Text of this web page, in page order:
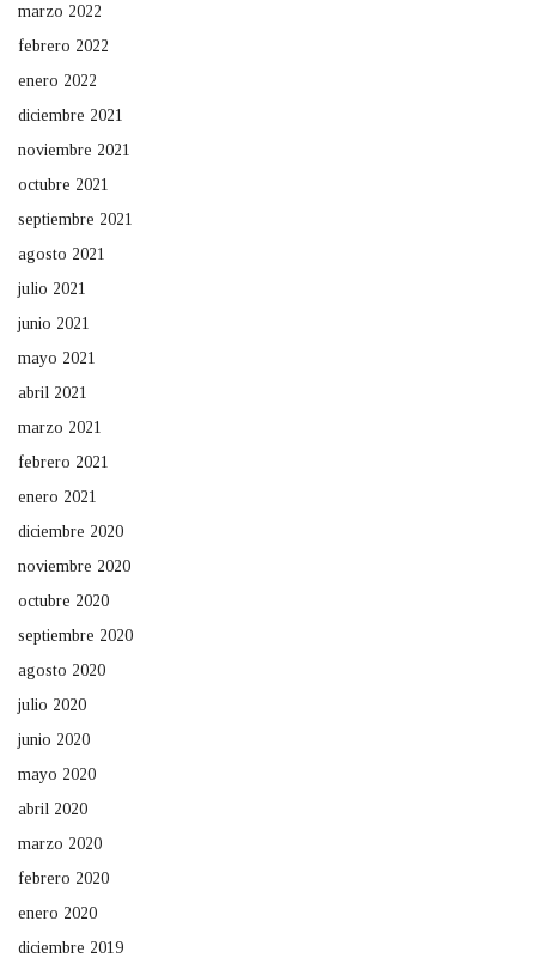
marzo 2022
febrero 2022
enero 2022
diciembre 2021
noviembre 2021
octubre 2021
septiembre 2021
agosto 2021
julio 2021
junio 2021
mayo 2021
abril 2021
marzo 2021
febrero 2021
enero 2021
diciembre 2020
noviembre 2020
octubre 2020
septiembre 2020
agosto 2020
julio 2020
junio 2020
mayo 2020
abril 2020
marzo 2020
febrero 2020
enero 2020
diciembre 2019